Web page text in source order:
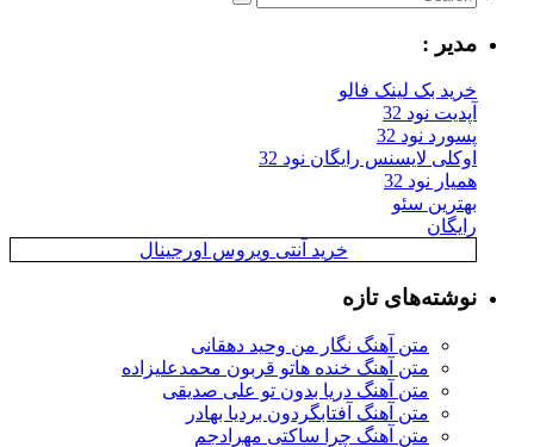
مدیر :
خرید بک لینک فالو
آپدیت نود 32
پسورد نود 32
اوکلی لایسنس رایگان نود 32
همیار نود 32
بهترین سئو
رایگان
خرید آنتی ویروس اورجینال
نوشته‌های تازه
متن آهنگ نگار من وحید دهقانی
متن آهنگ خنده هاتو قربون محمدعلیزاده
متن آهنگ دریا بدون تو علی صدیقی
متن آهنگ آفتابگردون بردیا بهادر
متن آهنگ چرا ساکتی مهرادجم